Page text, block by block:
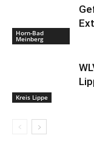
Horn-Bad
Meinberg
Kreis Lippe